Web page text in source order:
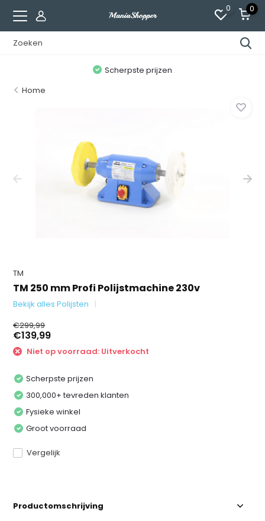
0 0
Scherpste prijzen
Home
TM
TM 250 mm Profi Polijstmachine 230v
Bekijk alles Polijsten
€299,99
€139,99
Niet op voorraad: Uitverkocht
Scherpste prijzen
300,000+ tevreden klanten
Fysieke winkel
Groot voorraad
Vergelijk
Productomschrijving